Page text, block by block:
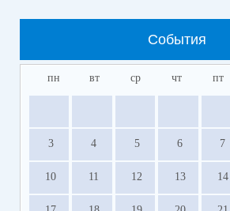
События
пн вт ср чт пт
3 4 5 6 7
10 11 12 13 14